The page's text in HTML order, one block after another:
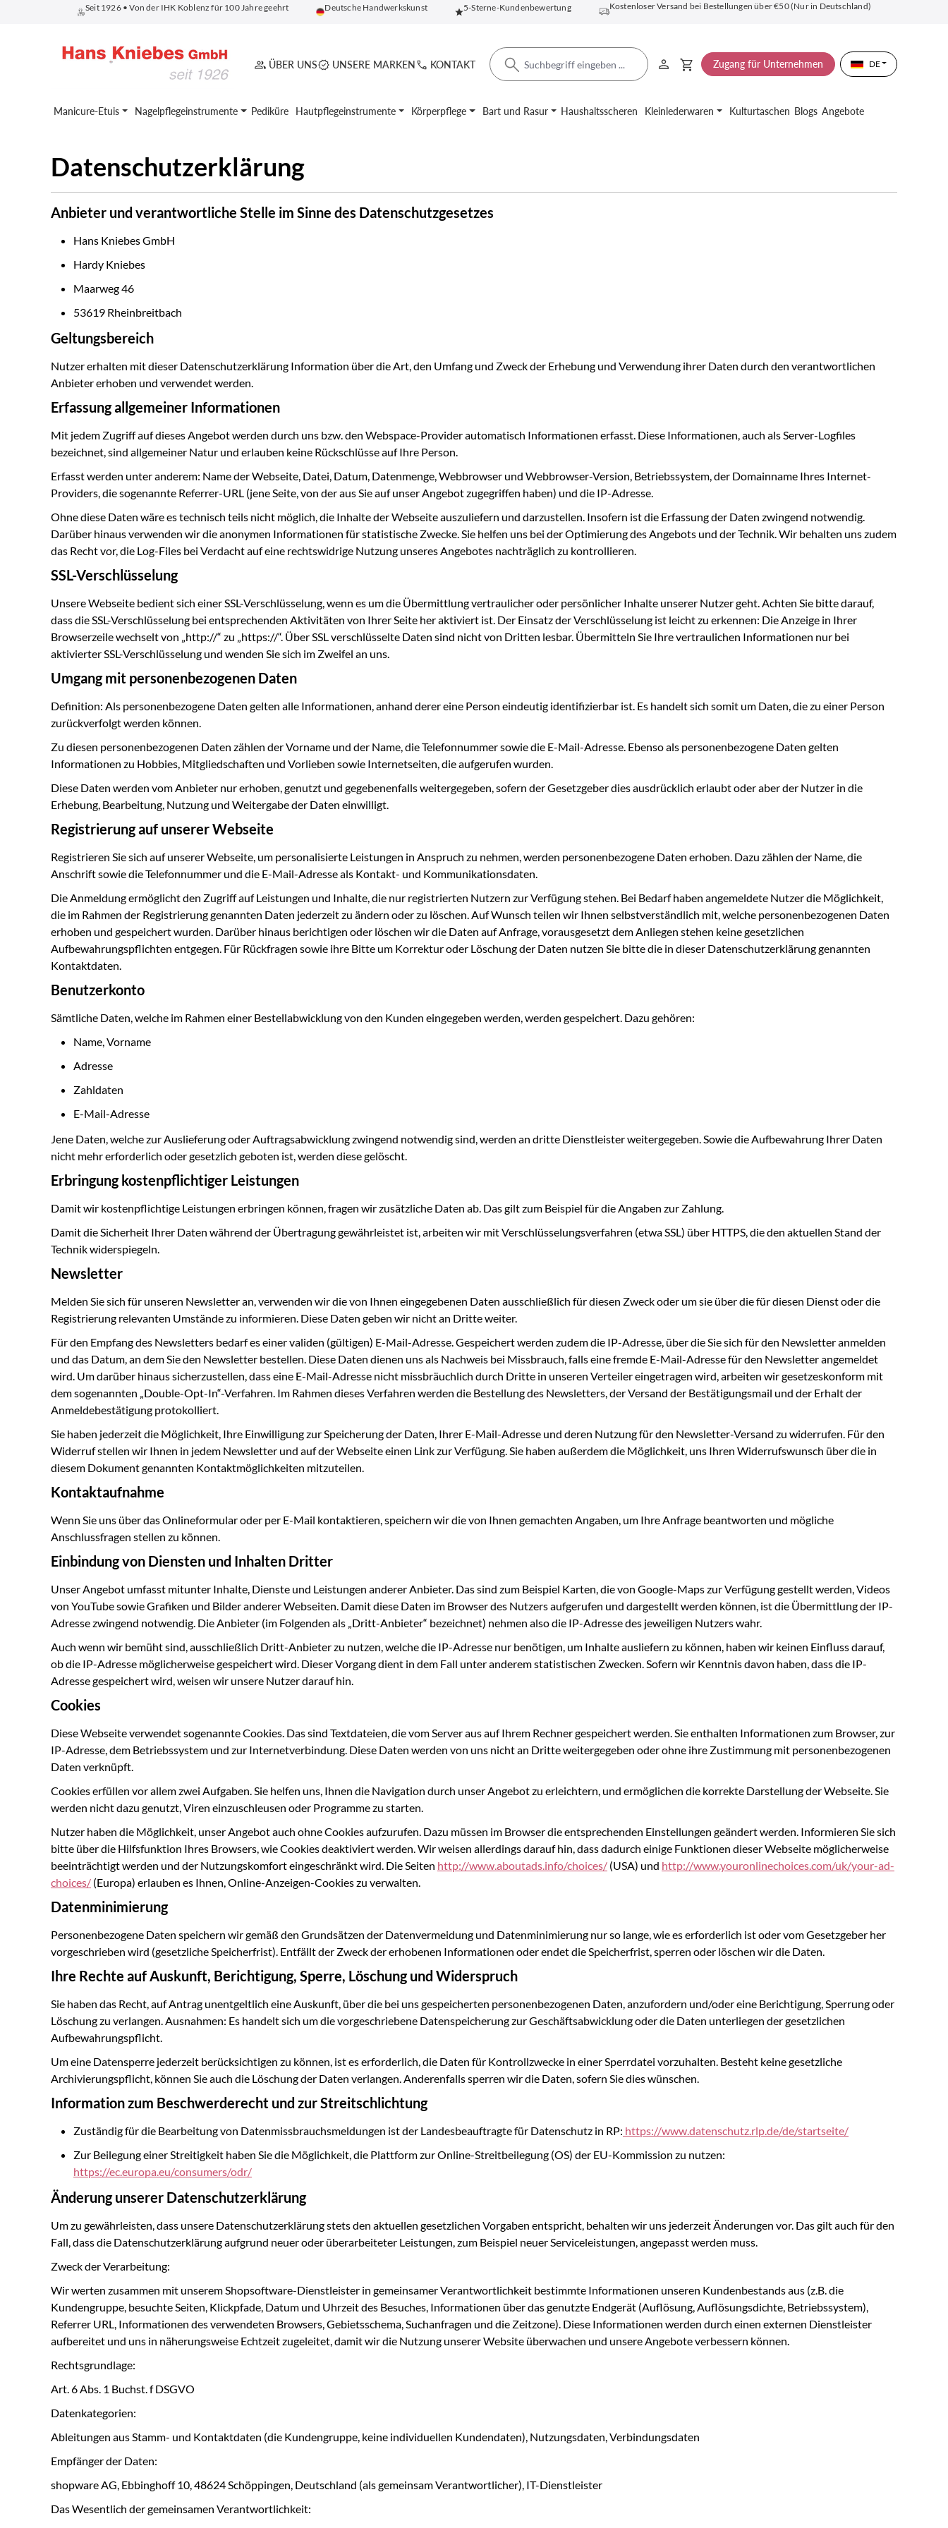
Zur Hauptnavigation springen
Seit 1926 • Von der IHK Koblenz für 100 Jahre geehrt Deutsche Handwerkskunst 5-Sterne-Kundenbewertung Kostenloser Versand bei Bestellungen über €50 (Nur in Deutschland)
ÜBER UNS UNSERE MARKEN KONTAKT Zugang für Unternehmen DE
Manicure-Etuis Nagelpflegeinstrumente Pediküre Hautpflegeinstrumente Körperpflege Bart und Rasur Haushaltsscheren Kleinlederwaren Kulturtaschen Blogs Angebote
Datenschutzerklärung
Anbieter und verantwortliche Stelle im Sinne des Datenschutzgesetzes
Hans Kniebes GmbH
Hardy Kniebes
Maarweg 46
53619 Rheinbreitbach
Geltungsbereich
Nutzer erhalten mit dieser Datenschutzerklärung Information über die Art, den Umfang und Zweck der Erhebung und Verwendung ihrer Daten durch den verantwortlichen
Anbieter erhoben und verwendet werden.
Erfassung allgemeiner Informationen
Mit jedem Zugriff auf dieses Angebot werden durch uns bzw. den Webspace-Provider automatisch Informationen erfasst. Diese Informationen, auch als Server-Logfiles
bezeichnet, sind allgemeiner Natur und erlauben keine Rückschlüsse auf Ihre Person.
Erfasst werden unter anderem: Name der Webseite, Datei, Datum, Datenmenge, Webbrowser und Webbrowser-Version, Betriebssystem, der Domainname Ihres Internet-
Providers, die sogenannte Referrer-URL (jene Seite, von der aus Sie auf unser Angebot zugegriffen haben) und die IP-Adresse.
Ohne diese Daten wäre es technisch teils nicht möglich, die Inhalte der Webseite auszuliefern und darzustellen. Insofern ist die Erfassung der Daten zwingend notwendig.
Darüber hinaus verwenden wir die anonymen Informationen für statistische Zwecke. Sie helfen uns bei der Optimierung des Angebots und der Technik. Wir behalten uns zudem
das Recht vor, die Log-Files bei Verdacht auf eine rechtswidrige Nutzung unseres Angebotes nachträglich zu kontrollieren.
SSL-Verschlüsselung
Unsere Webseite bedient sich einer SSL-Verschlüsselung, wenn es um die Übermittlung vertraulicher oder persönlicher Inhalte unserer Nutzer geht. Achten Sie bitte darauf,
dass die SSL-Verschlüsselung bei entsprechenden Aktivitäten von Ihrer Seite her aktiviert ist. Der Einsatz der Verschlüsselung ist leicht zu erkennen: Die Anzeige in Ihrer
Browserzeile wechselt von „http://“ zu „https://“. Über SSL verschlüsselte Daten sind nicht von Dritten lesbar. Übermitteln Sie Ihre vertraulichen Informationen nur bei
aktivierter SSL-Verschlüsselung und wenden Sie sich im Zweifel an uns.
Umgang mit personenbezogenen Daten
Definition: Als personenbezogene Daten gelten alle Informationen, anhand derer eine Person eindeutig identifizierbar ist. Es handelt sich somit um Daten, die zu einer Person
zurückverfolgt werden können.
Zu diesen personenbezogenen Daten zählen der Vorname und der Name, die Telefonnummer sowie die E-Mail-Adresse. Ebenso als personenbezogene Daten gelten
Informationen zu Hobbies, Mitgliedschaften und Vorlieben sowie Internetseiten, die aufgerufen wurden.
Diese Daten werden vom Anbieter nur erhoben, genutzt und gegebenenfalls weitergegeben, sofern der Gesetzgeber dies ausdrücklich erlaubt oder aber der Nutzer in die
Erhebung, Bearbeitung, Nutzung und Weitergabe der Daten einwilligt.
Registrierung auf unserer Webseite
Registrieren Sie sich auf unserer Webseite, um personalisierte Leistungen in Anspruch zu nehmen, werden personenbezogene Daten erhoben. Dazu zählen der Name, die
Anschrift sowie die Telefonnummer und die E-Mail-Adresse als Kontakt- und Kommunikationsdaten.
Die Anmeldung ermöglicht den Zugriff auf Leistungen und Inhalte, die nur registrierten Nutzern zur Verfügung stehen. Bei Bedarf haben angemeldete Nutzer die Möglichkeit,
die im Rahmen der Registrierung genannten Daten jederzeit zu ändern oder zu löschen. Auf Wunsch teilen wir Ihnen selbstverständlich mit, welche personenbezogenen Daten
erhoben und gespeichert wurden. Darüber hinaus berichtigen oder löschen wir die Daten auf Anfrage, vorausgesetzt dem Anliegen stehen keine gesetzlichen
Aufbewahrungspflichten entgegen. Für Rückfragen sowie ihre Bitte um Korrektur oder Löschung der Daten nutzen Sie bitte die in dieser Datenschutzerklärung genannten
Kontaktdaten.
Benutzerkonto
Sämtliche Daten, welche im Rahmen einer Bestellabwicklung von den Kunden eingegeben werden, werden gespeichert. Dazu gehören:
Name, Vorname
Adresse
Zahldaten
E-Mail-Adresse
Jene Daten, welche zur Auslieferung oder Auftragsabwicklung zwingend notwendig sind, werden an dritte Dienstleister weitergegeben. Sowie die Aufbewahrung Ihrer Daten
nicht mehr erforderlich oder gesetzlich geboten ist, werden diese gelöscht.
Erbringung kostenpflichtiger Leistungen
Damit wir kostenpflichtige Leistungen erbringen können, fragen wir zusätzliche Daten ab. Das gilt zum Beispiel für die Angaben zur Zahlung.
Damit die Sicherheit Ihrer Daten während der Übertragung gewährleistet ist, arbeiten wir mit Verschlüsselungsverfahren (etwa SSL) über HTTPS, die den aktuellen Stand der
Technik widerspiegeln.
Newsletter
Melden Sie sich für unseren Newsletter an, verwenden wir die von Ihnen eingegebenen Daten ausschließlich für diesen Zweck oder um sie über die für diesen Dienst oder die
Registrierung relevanten Umstände zu informieren. Diese Daten geben wir nicht an Dritte weiter.
Für den Empfang des Newsletters bedarf es einer validen (gültigen) E-Mail-Adresse. Gespeichert werden zudem die IP-Adresse, über die Sie sich für den Newsletter anmelden
und das Datum, an dem Sie den Newsletter bestellen. Diese Daten dienen uns als Nachweis bei Missbrauch, falls eine fremde E-Mail-Adresse für den Newsletter angemeldet
wird. Um darüber hinaus sicherzustellen, dass eine E-Mail-Adresse nicht missbräuchlich durch Dritte in unseren Verteiler eingetragen wird, arbeiten wir gesetzeskonform mit
dem sogenannten „Double-Opt-In“-Verfahren. Im Rahmen dieses Verfahren werden die Bestellung des Newsletters, der Versand der Bestätigungsmail und der Erhalt der
Anmeldebestätigung protokolliert.
Sie haben jederzeit die Möglichkeit, Ihre Einwilligung zur Speicherung der Daten, Ihrer E-Mail-Adresse und deren Nutzung für den Newsletter-Versand zu widerrufen. Für den
Widerruf stellen wir Ihnen in jedem Newsletter und auf der Webseite einen Link zur Verfügung. Sie haben außerdem die Möglichkeit, uns Ihren Widerrufswunsch über die in
diesem Dokument genannten Kontaktmöglichkeiten mitzuteilen.
Kontaktaufnahme
Wenn Sie uns über das Onlineformular oder per E-Mail kontaktieren, speichern wir die von Ihnen gemachten Angaben, um Ihre Anfrage beantworten und mögliche
Anschlussfragen stellen zu können.
Einbindung von Diensten und Inhalten Dritter
Unser Angebot umfasst mitunter Inhalte, Dienste und Leistungen anderer Anbieter. Das sind zum Beispiel Karten, die von Google-Maps zur Verfügung gestellt werden, Videos
von YouTube sowie Grafiken und Bilder anderer Webseiten. Damit diese Daten im Browser des Nutzers aufgerufen und dargestellt werden können, ist die Übermittlung der IP-
Adresse zwingend notwendig. Die Anbieter (im Folgenden als „Dritt-Anbieter“ bezeichnet) nehmen also die IP-Adresse des jeweiligen Nutzers wahr.
Auch wenn wir bemüht sind, ausschließlich Dritt-Anbieter zu nutzen, welche die IP-Adresse nur benötigen, um Inhalte ausliefern zu können, haben wir keinen Einfluss darauf,
ob die IP-Adresse möglicherweise gespeichert wird. Dieser Vorgang dient in dem Fall unter anderem statistischen Zwecken. Sofern wir Kenntnis davon haben, dass die IP-
Adresse gespeichert wird, weisen wir unsere Nutzer darauf hin.
Cookies
Diese Webseite verwendet sogenannte Cookies. Das sind Textdateien, die vom Server aus auf Ihrem Rechner gespeichert werden. Sie enthalten Informationen zum Browser, zur
IP-Adresse, dem Betriebssystem und zur Internetverbindung. Diese Daten werden von uns nicht an Dritte weitergegeben oder ohne ihre Zustimmung mit personenbezogenen
Daten verknüpft.
Cookies erfüllen vor allem zwei Aufgaben. Sie helfen uns, Ihnen die Navigation durch unser Angebot zu erleichtern, und ermöglichen die korrekte Darstellung der Webseite. Sie
werden nicht dazu genutzt, Viren einzuschleusen oder Programme zu starten.
Nutzer haben die Möglichkeit, unser Angebot auch ohne Cookies aufzurufen. Dazu müssen im Browser die entsprechenden Einstellungen geändert werden. Informieren Sie sich
bitte über die Hilfsfunktion Ihres Browsers, wie Cookies deaktiviert werden. Wir weisen allerdings darauf hin, dass dadurch einige Funktionen dieser Webseite möglicherweise
beeinträchtigt werden und der Nutzungskomfort eingeschränkt wird. Die Seiten http://www.aboutads.info/choices/ (USA) und http://www.youronlinechoices.com/uk/your-ad-
choices/ (Europa) erlauben es Ihnen, Online-Anzeigen-Cookies zu verwalten.
Datenminimierung
Personenbezogene Daten speichern wir gemäß den Grundsätzen der Datenvermeidung und Datenminimierung nur so lange, wie es erforderlich ist oder vom Gesetzgeber her
vorgeschrieben wird (gesetzliche Speicherfrist). Entfällt der Zweck der erhobenen Informationen oder endet die Speicherfrist, sperren oder löschen wir die Daten.
Ihre Rechte auf Auskunft, Berichtigung, Sperre, Löschung und Widerspruch
Sie haben das Recht, auf Antrag unentgeltlich eine Auskunft, über die bei uns gespeicherten personenbezogenen Daten, anzufordern und/oder eine Berichtigung, Sperrung oder
Löschung zu verlangen. Ausnahmen: Es handelt sich um die vorgeschriebene Datenspeicherung zur Geschäftsabwicklung oder die Daten unterliegen der gesetzlichen
Aufbewahrungspflicht.
Um eine Datensperre jederzeit berücksichtigen zu können, ist es erforderlich, die Daten für Kontrollzwecke in einer Sperrdatei vorzuhalten. Besteht keine gesetzliche
Archivierungspflicht, können Sie auch die Löschung der Daten verlangen. Anderenfalls sperren wir die Daten, sofern Sie dies wünschen.
Information zum Beschwerderecht und zur Streitschlichtung
Zuständig für die Bearbeitung von Datenmissbrauchsmeldungen ist der Landesbeauftragte für Datenschutz in RP: https://www.datenschutz.rlp.de/de/startseite/
Zur Beilegung einer Streitigkeit haben Sie die Möglichkeit, die Plattform zurOnline-Streitbeilegung (OS) der EU-Kommission zu nutzen:
https://ec.europa.eu/consumers/odr/
Änderung unserer Datenschutzerklärung
Um zu gewährleisten, dass unsere Datenschutzerklärung stets den aktuellen gesetzlichen Vorgaben entspricht, behalten wir uns jederzeit Änderungen vor. Das gilt auch für den
Fall, dass die Datenschutzerklärung aufgrund neuer oder überarbeiteter Leistungen, zum Beispiel neuer Serviceleistungen, angepasst werden muss.
Zweck der Verarbeitung:
Wir werten zusammen mit unserem Shopsoftware-Dienstleister in gemeinsamer Verantwortlichkeit bestimmte Informationen unseren Kundenbestands aus (z.B. die
Kundengruppe, besuchte Seiten, Klickpfade, Datum und Uhrzeit des Besuches, Informationen über das genutzte Endgerät (Auflösung, Auflösungsdichte, Betriebssystem),
Referrer URL, Informationen des verwendeten Browsers, Gebietsschema, Suchanfragen und die Zeitzone). Diese Informationen werden durch einen externen Dienstleister
aufbereitet und uns in näherungsweise Echtzeit zugeleitet, damit wir die Nutzung unserer Website überwachen und unsere Angebote verbessern können.
Rechtsgrundlage:
Art. 6 Abs. 1 Buchst. f DSGVO
Datenkategorien:
Ableitungen aus Stamm- und Kontaktdaten (die Kundengruppe, keine individuellen Kundendaten), Nutzungsdaten, Verbindungsdaten
Empfänger der Daten:
shopware AG, Ebbinghoff 10, 48624 Schöppingen, Deutschland (als gemeinsam Verantwortlicher), IT-Dienstleister
Das Wesentlich der gemeinsamen Verantwortlichkeit: